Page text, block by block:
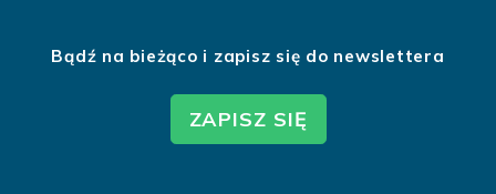
Bądź na bieżąco i zapisz się do newslettera
ZAPISZ SIĘ